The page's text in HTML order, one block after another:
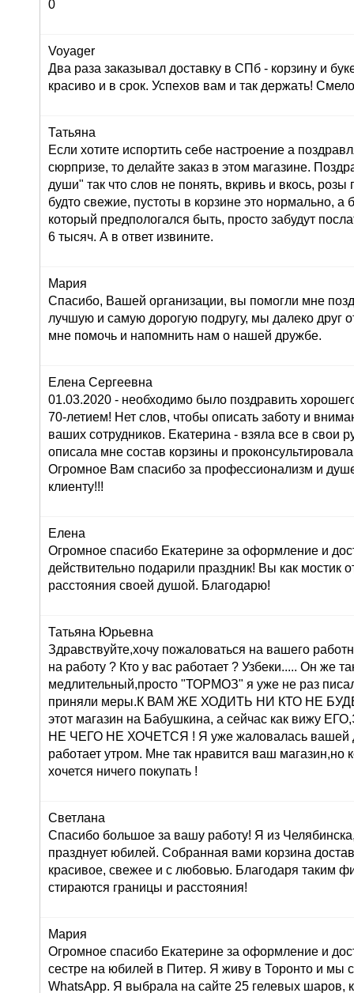
0
Voyager
Два раза заказывал доставку в СПб - корзину и
красиво и в срок. Успехов вам и так держать!
Татьяна
Если хотите испортить себе настроение а
сюрпризе, то делайте заказ в этом магазине.
души" так что слов не понять, вкривь и вкось, розы
будто свежие, пустоты в корзине это нормально, а
который предпологался быть, просто забудут
6 тысяч. А в ответ извините.
Мария
Спасибо, Вашей организации, вы помогли мне
лучшую и самую дорогую подругу, мы далеко друг
мне помочь и напомнить нам о нашей дружбе.
Елена Сергеевна
01.03.2020 - необходимо было поздравить
70-летием! Нет слов, чтобы описать заботу и
ваших сотрудников. Екатерина - взяла все в свои
описала мне состав корзины и
Огромное Вам спасибо за профессионализм и
клиенту!!!
Елена
Огромное спасибо Екатерине за оформление и
действительно подарили праздник! Вы как мостик
расстояния своей душой. Благодарю!
Татьяна Юрьевна
Здравствуйте,хочу пожаловаться на вашего
на работу ? Кто у вас работает ? Узбеки..... Он же
медлительный,просто "ТОРМОЗ" я уже не раз
приняли меры.К ВАМ ЖЕ ХОДИТЬ НИ КТО НЕ
этот магазин на Бабушкина, а сейчас как вижу
НЕ ЧЕГО НЕ ХОЧЕТСЯ ! Я уже жаловалась вашей
работает утром. Мне так нравится ваш магазин,но
хочется ничего покупать !
Светлана
Спасибо большое за вашу работу! Я из
празднует юбилей. Собранная вами корзина
красивое, свежее и с любовью. Благодаря таким
стираются границы и расстояния!
Мария
Огромное спасибо Екатерине за оформление и
сестре на юбилей в Питер. Я живу в Торонто и мы
WhatsApp. Я выбрала на сайте 25 гелевых шаров,